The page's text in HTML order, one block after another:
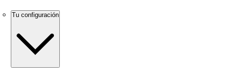
Tu configuración